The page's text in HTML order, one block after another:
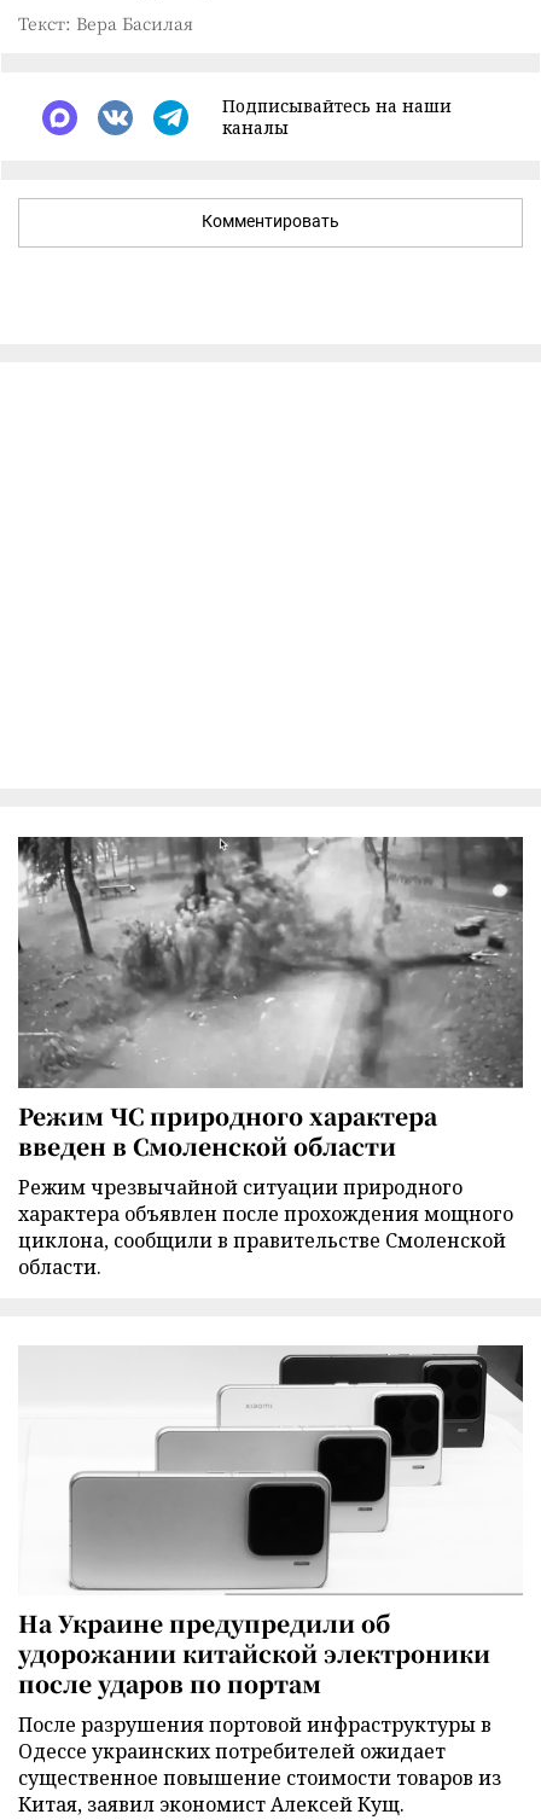
Текст: Вера Басилая
Подписывайтесь на наши
каналы
Комментировать
Режим ЧС природного характера
введен в Смоленской области
Режим чрезвычайной ситуации природного
характера объявлен после прохождения мощного
циклона, сообщили в правительстве Смоленской
области.
На Украине предупредили об
удорожании китайской электроники
после ударов по портам
После разрушения портовой инфраструктуры в
Одессе украинских потребителей ожидает
существенное повышение стоимости товаров из
Китая, заявил экономист Алексей Кущ.